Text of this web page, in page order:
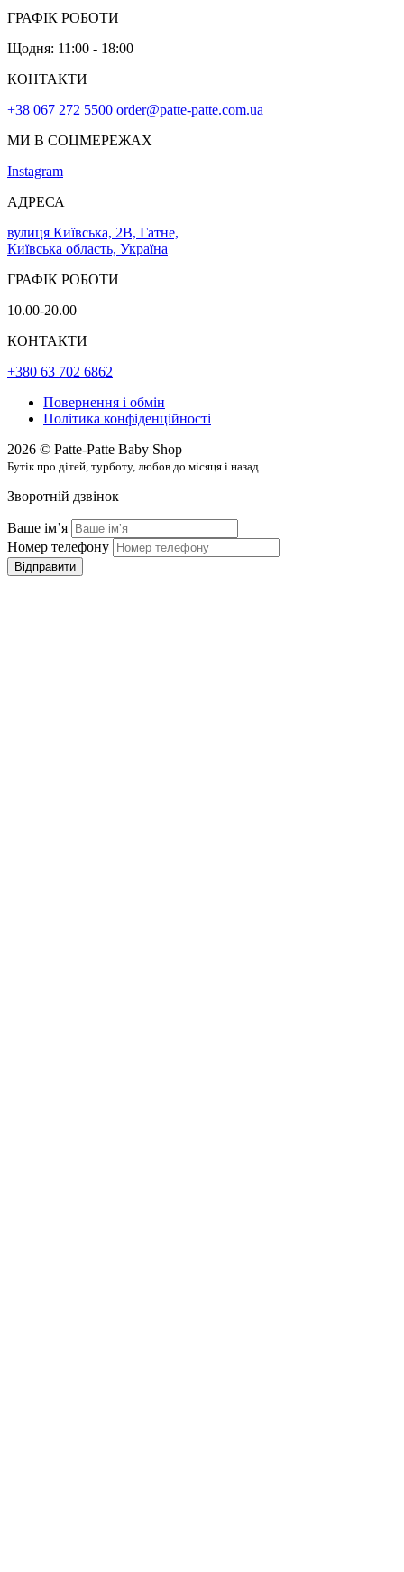
ГРАФІК РОБОТИ
Щодня: 11:00 - 18:00
КОНТАКТИ
+38 067 272 5500 order@patte-patte.com.ua
МИ В СОЦМЕРЕЖАХ
Instagram
АДРЕСА
вулиця Київська, 2В, Гатне,
Київська область, Україна
ГРАФІК РОБОТИ
10.00-20.00
КОНТАКТИ
+380 63 702 6862
Повернення і обмін
Політика конфіденційності
2026 © Patte-Patte Baby Shop
Бутік про дітей, турботу, любов до місяця і назад
Зворотній дзвінок
Ваше імʼя
Номер телефону
Відправити